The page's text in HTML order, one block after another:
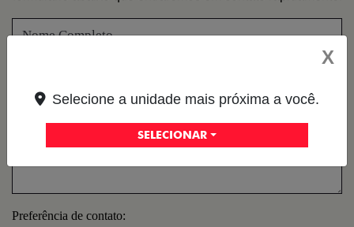
Preferência de contato:
X
Selecione a unidade mais próxima a você.
SELECIONAR